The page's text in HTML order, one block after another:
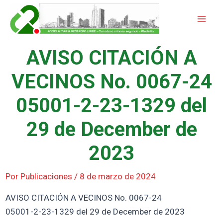
contenido
AVISO CITACIÓN A
VECINOS No. 0067-24
05001-2-23-1329 del
29 de December de
2023
Por Publicaciones / 8 de marzo de 2024
AVISO CITACIÓN A VECINOS No. 0067-24
05001-2-23-1329 del 29 de December de 2023